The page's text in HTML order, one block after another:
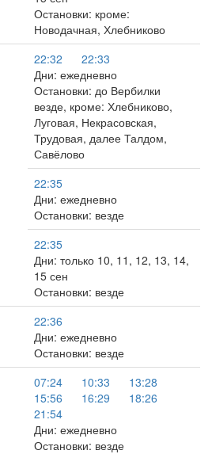
Остановки: кроме:
Новодачная, Хлебниково
22:32
22:33
Дни: ежедневно
Остановки: до Вербилки
везде, кроме: Хлебниково,
Луговая, Некрасовская,
Трудовая, далее Талдом,
Савёлово
22:35
Дни: ежедневно
Остановки: везде
22:35
Дни: только 10, 11, 12, 13, 14,
15 сен
Остановки: везде
22:36
Дни: ежедневно
Остановки: везде
07:24 10:33
13:28
15:56
16:29
18:26
21:54
Дни: ежедневно
Остановки: везде